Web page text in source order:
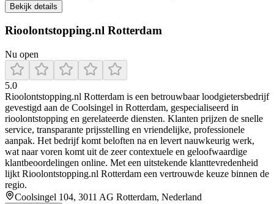
Bekijk details
Rioolontstopping.nl Rotterdam
Nu open
5.0
Rioolontstopping.nl Rotterdam is een betrouwbaar loodgietersbedrijf
gevestigd aan de Coolsingel in Rotterdam, gespecialiseerd in
rioolontstopping en gerelateerde diensten. Klanten prijzen de snelle
service, transparante prijsstelling en vriendelijke, professionele
aanpak. Het bedrijf komt beloften na en levert nauwkeurig werk,
wat naar voren komt uit de zeer contextuele en geloofwaardige
klantbeoordelingen online. Met een uitstekende klanttevredenheid
lijkt Rioolontstopping.nl Rotterdam een vertrouwde keuze binnen de
regio.
Coolsingel 104, 3011 AG Rotterdam, Nederland